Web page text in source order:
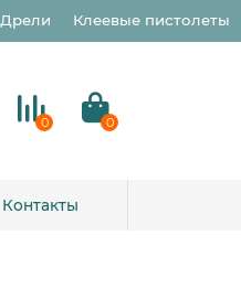
Дрели Клеевые пистолеты
0 0
Контакты